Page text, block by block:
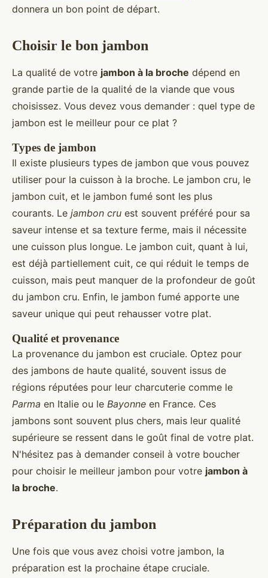
donnera un bon point de départ.
Choisir le bon jambon
La qualité de votre jambon à la broche dépend en
grande partie de la qualité de la viande que vous
choisissez. Vous devez vous demander : quel type de
jambon est le meilleur pour ce plat ?
Types de jambon
Il existe plusieurs types de jambon que vous pouvez
utiliser pour la cuisson à la broche. Le jambon cru, le
jambon cuit, et le jambon fumé sont les plus
courants. Le jambon cru est souvent préféré pour sa
saveur intense et sa texture ferme, mais il nécessite
une cuisson plus longue. Le jambon cuit, quant à lui,
est déjà partiellement cuit, ce qui réduit le temps de
cuisson, mais peut manquer de la profondeur de goût
du jambon cru. Enfin, le jambon fumé apporte une
saveur unique qui peut rehausser votre plat.
Qualité et provenance
La provenance du jambon est cruciale. Optez pour
des jambons de haute qualité, souvent issus de
régions réputées pour leur charcuterie comme le
Parma en Italie ou le Bayonne en France. Ces
jambons sont souvent plus chers, mais leur qualité
supérieure se ressent dans le goût final de votre plat.
N'hésitez pas à demander conseil à votre boucher
pour choisir le meilleur jambon pour votre jambon à
la broche.
Préparation du jambon
Une fois que vous avez choisi votre jambon, la
préparation est la prochaine étape cruciale.